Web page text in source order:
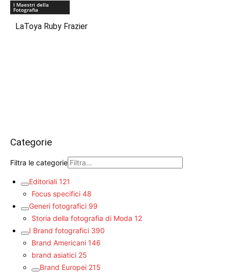
I Maestri della
Fotografia
LaToya Ruby Frazier
Categorie
Filtra le categorie
Editoriali 121
Focus specifici 48
Generi fotografici 99
Storia della fotografia di Moda 12
I Brand fotografici 390
Brand Americani 146
brand asiatici 25
Brand Europei 215